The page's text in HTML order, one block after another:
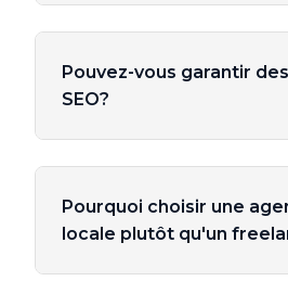
Pouvez-vous garantir
SEO?
Pourquoi choisir une
locale plutôt qu'un